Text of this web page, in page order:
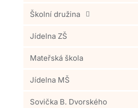
Školní družina
Jídelna ZŠ
Mateřská škola
Jídelna MŠ
Sovička B. Dvorského